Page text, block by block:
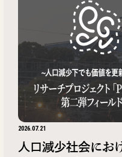
2026.07.21
人口減少社会にお